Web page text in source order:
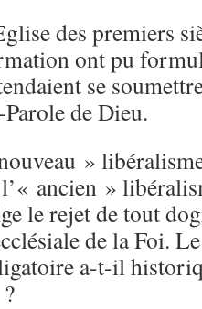
des premiers
ont pu
se
de Dieu.
»
ancien »
le rejet de tout
de la Foi.
a-t-il